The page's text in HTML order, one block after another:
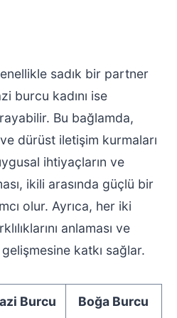
sadık bir partner
burcu kadını ise
Bu bağlamda,
dürüst iletişim kurmaları
ihtiyaçların ve
ikili arasında güçlü bir
olur. Ayrıca, her iki
anlaması ve
katkı sağlar.
Burcu
Boğa Burcu